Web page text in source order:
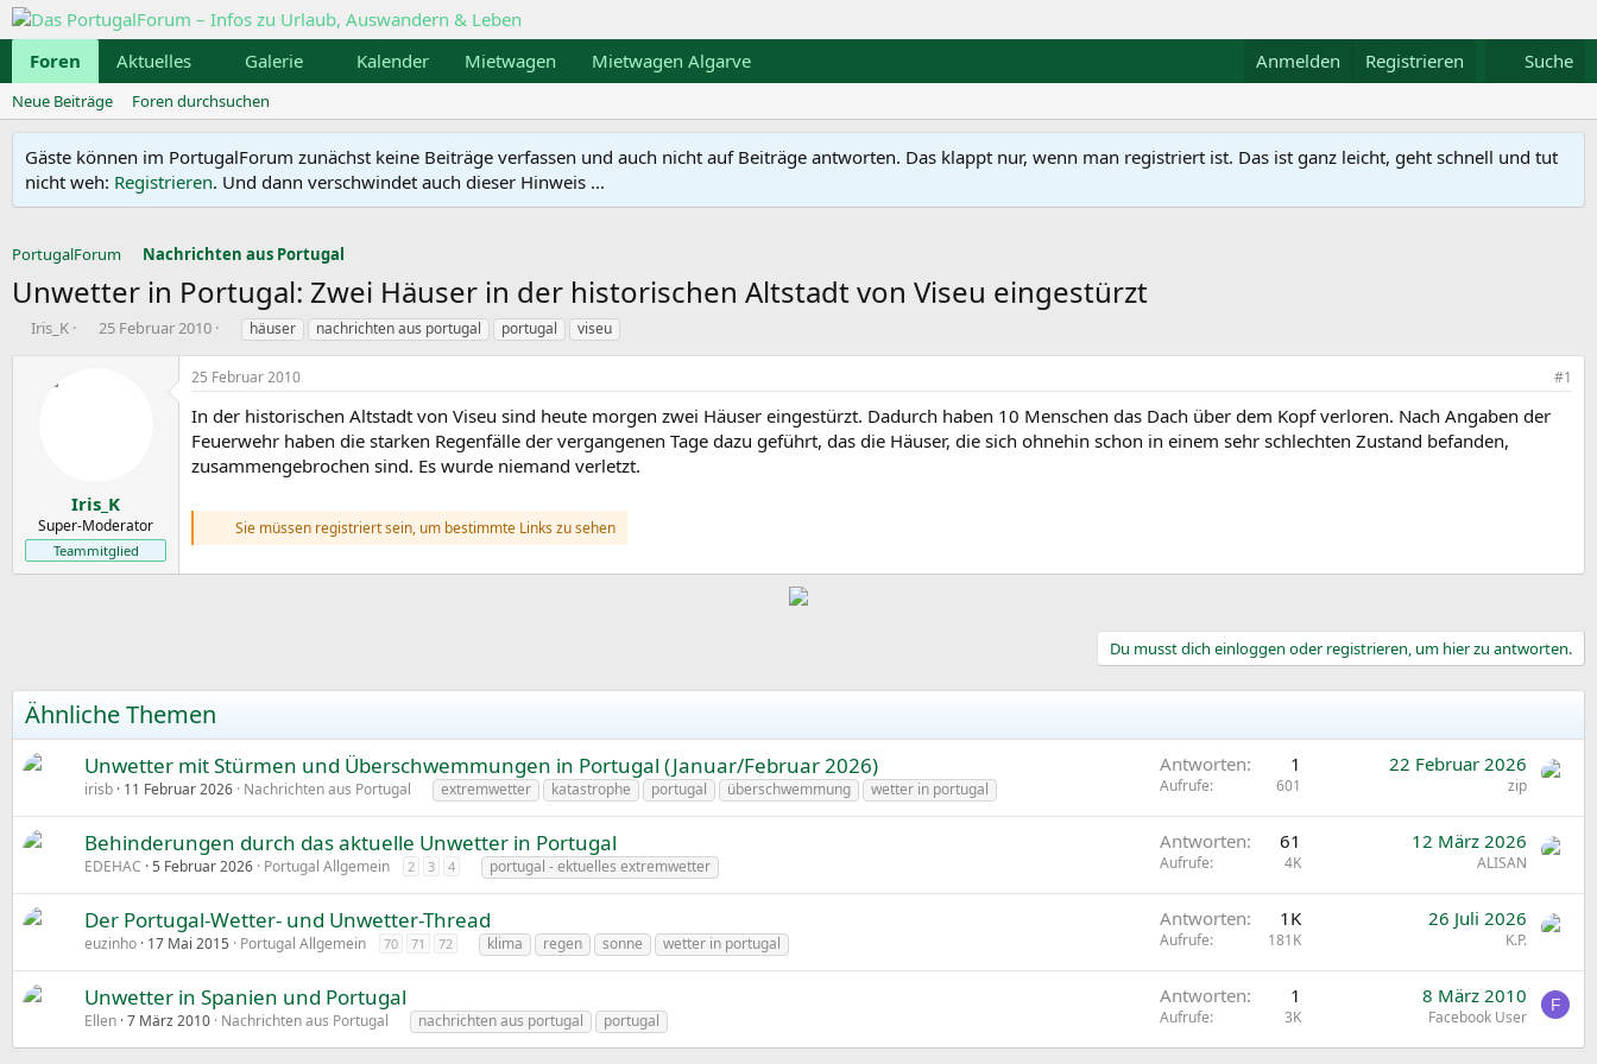
Foren Aktuelles Galerie Kalender Mietwagen Mietwagen Algarve Anmelden Registrieren Suche
Neue Beiträge Foren durchsuchen
Gäste können im PortugalForum zunächst keine Beiträge verfassen und auch nicht auf Beiträge antworten. Das klappt nur, wenn man registriert ist. Das ist ganz leicht, geht schnell und tut
nicht weh: Registrieren. Und dann verschwindet auch dieser Hinweis ...
PortugalForum Nachrichten aus Portugal
Unwetter in Portugal: Zwei Häuser in der historischen Altstadt von Viseu eingestürzt
E
Iris_K
E
a
m
25 Februar 2010
S
h
l
a
g
w
o
t
e
häuser nachrichten aus portugal portugal viseu
Iris_K
Super-Moderator
Teammitglied
25 Februar 2010 #1
In der historischen Altstadt von Viseu sind heute morgen zwei Häuser eingestürzt. Dadurch haben 10 Menschen das Dach über dem Kopf verloren. Nach Angaben der
Feuerwehr haben die starken Regenfälle der vergangenen Tage dazu geführt, das die Häuser, die sich ohnehin schon in einem sehr schlechten Zustand befanden,
zusammengebrochen sind. Es wurde niemand verletzt.
Sie müssen registriert sein, um bestimmte Links zu sehen
Du musst dich einloggen oder registrieren, um hier zu antworten.
Ähnliche Themen
Unwetter mit Stürmen und Überschwemmungen in Portugal (Januar/Februar 2026)
irisb 11 Februar 2026 Nachrichten aus Portugal extremwetter katastrophe portugal überschwemmung wetter in portugal
Antworten 1
Aufrufe 601
22 Februar 2026
zip
g
Behinderungen durch das aktuelle Unwetter in Portugal
EDEHAC 5 Februar 2026 Portugal Allgemein 2 3 4 portugal - ektuelles extremwetter
Antworten 61
Aufrufe 4K
12 März 2026
ALISAN
g
Der Portugal-Wetter- und Unwetter-Thread
euzinho 17 Mai 2015 Portugal Allgemein 70 71 72 klima regen sonne wetter in portugal
Antworten 1K
Aufrufe 181K
26 Juli 2026
K.P.
Unwetter in Spanien und Portugal
Ellen 7 März 2010 Nachrichten aus Portugal nachrichten aus portugal portugal
Antworten 1
Aufrufe 3K
8 März 2010
Facebook User
F